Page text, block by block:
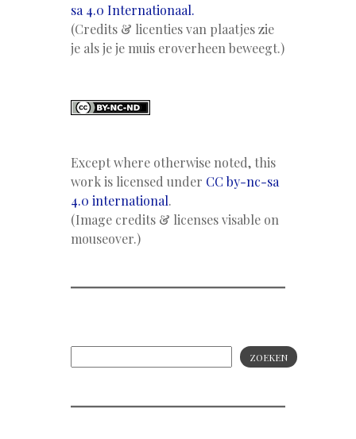
sa 4.0 Internationaal.
(Credits & licenties van plaatjes zie
je als je je muis eroverheen beweegt.)
Except where otherwise noted, this
work is licensed under CC by-nc-sa
4.0 international.
(Image credits & licenses visable on
mouseover.)
ZOEKEN